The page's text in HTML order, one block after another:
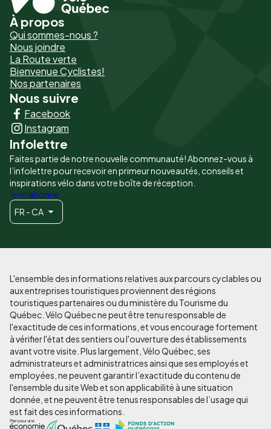
Pied
de
page
-
Liens
principaux
À propos
Qui sommes-nous ?
Nous joindre
La Route verte
Bienvenue Cyclistes!
Nos partenaires
Nous suivre
Facebook
Instagram
Infolettre
Faites partie de notre nouvelle communauté! Abonnez-vous à
l’infolettre pour recevoir en primeur nouveautés, conseils et
inspirations vélo dans votre boîte de réception.
Je m'abonne
FR - CA
L'ensemble des informations relatives aux parcours cyclables ou
aux entreprises touristiques proviennent des régions
touristiques partenaires ou du ministère du Tourisme du
Québec. Vélo Québec ne peut être tenu responsable de
l'exactitude de ces informations, et vous encourage fortement
à vérifier l'état des sentiers ou l'ouverture des établissements
avant votre visite. Plus largement, Vélo Québec, ses
administrateurs et administratrices ainsi que ses employés et
employées, ne peuvent garantir l’exactitude du contenu de
l'ensemble du site Web et son applicabilité à une situation
donnée, et ne peuvent être tenus responsables de l’usage qui
est fait des ces informations.